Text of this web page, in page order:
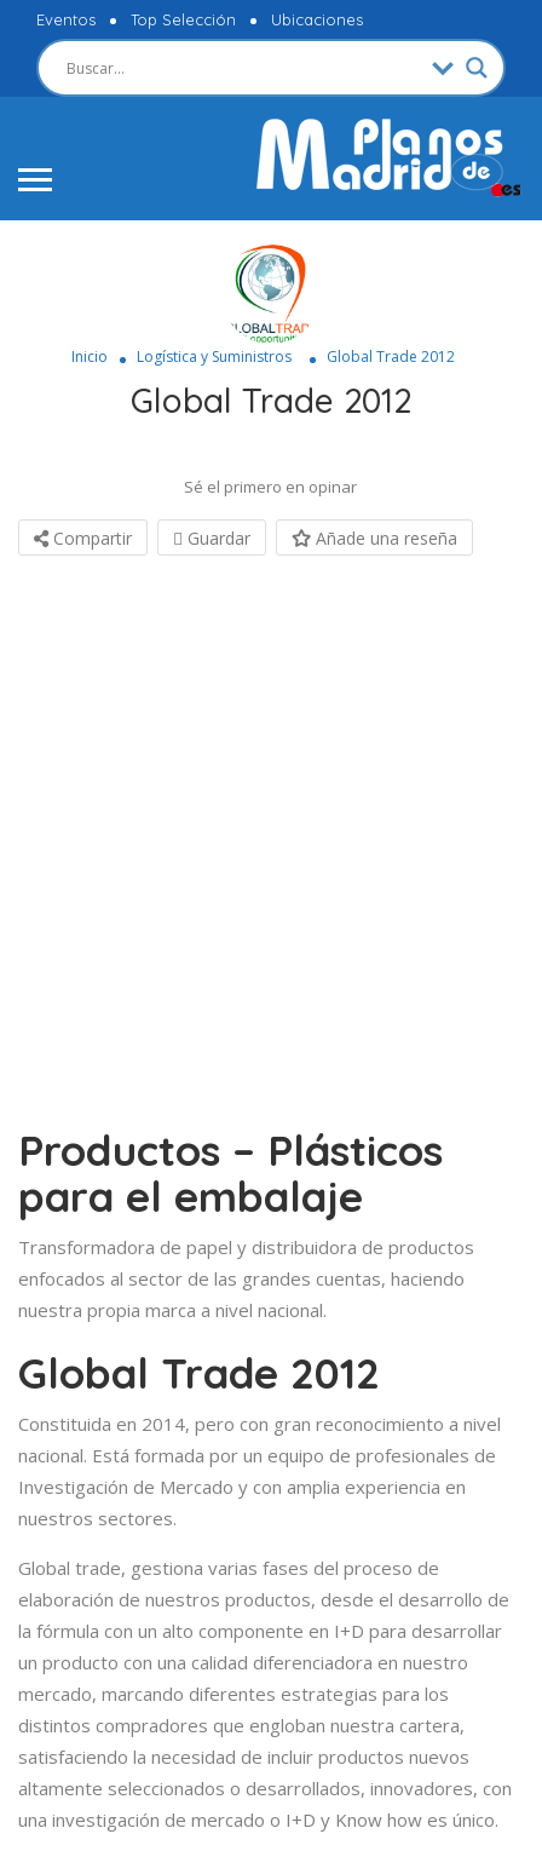
Eventos Top Selección Ubicaciones
Inicio Logística y Suministros Global Trade 2012
Global Trade 2012
Sé el primero en opinar
Compartir Guardar Añade una reseña
Productos – Plásticos
para el embalaje
Transformadora de papel y distribuidora de productos
enfocados al sector de las grandes cuentas, haciendo
nuestra propia marca a nivel nacional.
Global Trade 2012
Constituida en 2014, pero con gran reconocimiento a nivel
nacional. Está formada por un equipo de profesionales de
Investigación de Mercado y con amplia experiencia en
nuestros sectores.
Global trade, gestiona varias fases del proceso de
elaboración de nuestros productos, desde el desarrollo de
la fórmula con un alto componente en I+D para desarrollar
un producto con una calidad diferenciadora en nuestro
mercado, marcando diferentes estrategias para los
distintos compradores que engloban nuestra cartera,
satisfaciendo la necesidad de incluir productos nuevos
altamente seleccionados o desarrollados, innovadores, con
una investigación de mercado o I+D y Know how es único.